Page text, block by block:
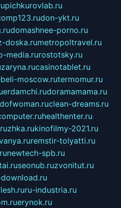
pichkurovlab.ru
don-ykt.ru
domashnee-porno.ru
doska.rumetropoltravel.ru
media.rurostotsky.ru
zaryna.rucasinotablet.ru
moscow.rutermomur.ru
erdamchi.rudoramamama.ru
clean-dreams.ru
healthenter.ru
kinofilmy-2021.ru
remstir-tolyatti.ru
newtech-spb.ru
seonub.ruzvonitut.ru
ru-industria.ru
erynok.ru